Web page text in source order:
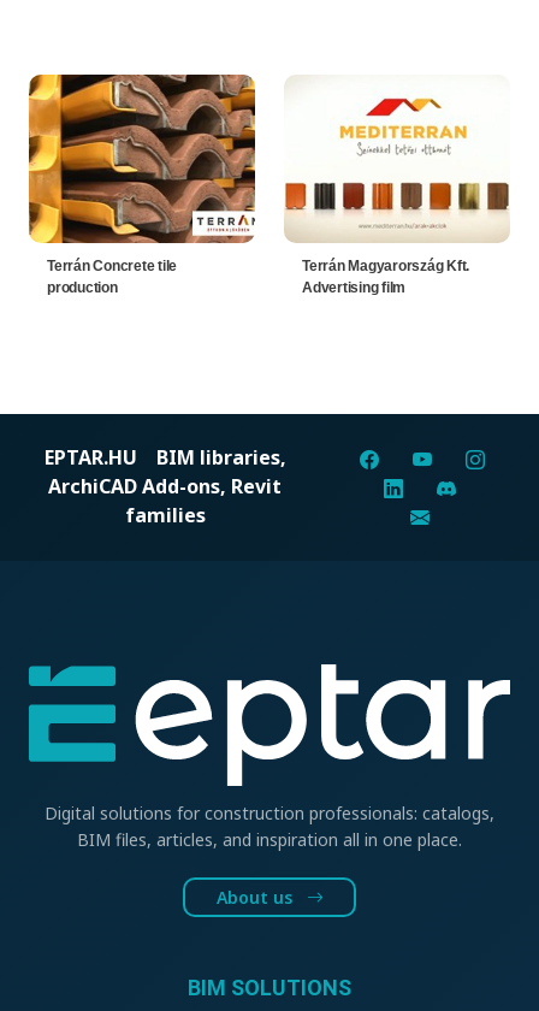
Terrán Concrete tile
production
Terrán Magyarország Kft.
Advertising film
EPTAR.HU BIM libraries,
ArchiCAD Add-ons, Revit
families
Digital solutions for construction professionals: catalogs,
BIM files, articles, and inspiration all in one place.
About us
BIM SOLUTIONS